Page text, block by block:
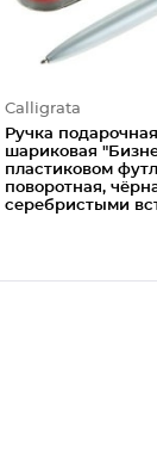
Calligrata
Ручка
шариковая
пластиковом
поворотная,
серебристыми